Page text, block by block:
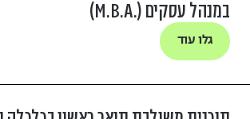
במנהל עסקים (.M.B.A)
גלו עוד